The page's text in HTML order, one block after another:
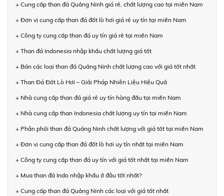
+ Cung cấp than đá Quảng Ninh giá rẻ, chất lượng cao tại miền Nam
+ Đơn vị cung cấp than đá đốt lò hơi giá rẻ uy tín tại miền Nam
+ Công ty cung cấp than đá uy tín giá rẻ tại miền Nam
+ Than đá Indonesia nhập khẩu chất lượng giá tốt
+ Bán các loại than đá Quảng Ninh chất lượng cao với giá tốt nhất
+ Than Đá Đốt Lò Hơi – Giải Pháp Nhiên Liệu Hiệu Quả
+ Nhà cung cấp than đá giá rẻ uy tín hàng đầu tại miền Nam
+ Nhà cung cấp than Indonesia chất lượng uy tín tại miền Nam
+ Phân phối than đá Quảng Ninh chất lượng với giá tốt tại miền Nam
+ Đơn vị cung cấp than đá đốt lò hơi uy tín nhất tại miền Nam
+ Công ty cung cấp than đá uy tín với giá tốt nhất tại miền Nam
+ Mua than đá Indo nhập khẩu ở đâu tốt nhất?
+ Cung cấp than đá Quảng Ninh các loại với giá tốt nhất